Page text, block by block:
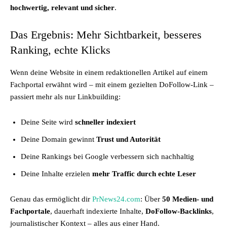
hochwertig, relevant und sicher.
Das Ergebnis: Mehr Sichtbarkeit, besseres
Ranking, echte Klicks
Wenn deine Website in einem redaktionellen Artikel auf einem
Fachportal erwähnt wird – mit einem gezielten DoFollow-Link –
passiert mehr als nur Linkbuilding:
Deine Seite wird schneller indexiert
Deine Domain gewinnt Trust und Autorität
Deine Rankings bei Google verbessern sich nachhaltig
Deine Inhalte erzielen mehr Traffic durch echte Leser
Genau das ermöglicht dir PrNews24.com: Über 50 Medien- und
Fachportale, dauerhaft indexierte Inhalte, DoFollow-Backlinks,
journalistischer Kontext – alles aus einer Hand.